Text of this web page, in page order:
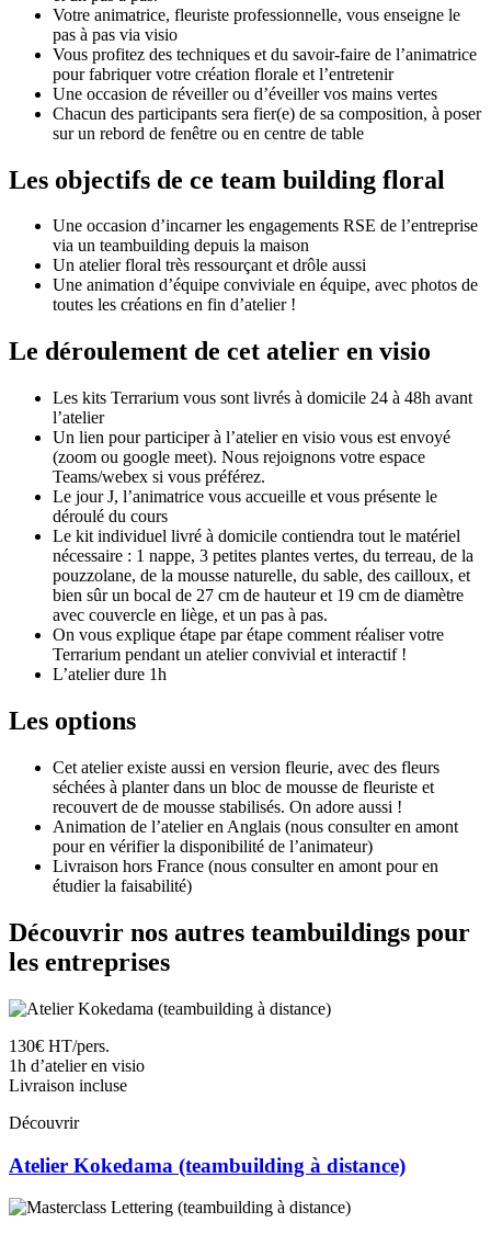
Votre animatrice, fleuriste professionnelle, vous enseigne le
pas à pas via visio
Vous profitez des techniques et du savoir-faire de l’animatrice
pour fabriquer votre création florale et l’entretenir
Une occasion de réveiller ou d’éveiller vos mains vertes
Chacun des participants sera fier(e) de sa composition, à poser
sur un rebord de fenêtre ou en centre de table
Les objectifs de ce team building floral
Une occasion d’incarner les engagements RSE de l’entreprise
via un teambuilding depuis la maison
Un atelier floral très ressourçant et drôle aussi
Une animation d’équipe conviviale en équipe, avec photos de
toutes les créations en fin d’atelier !
Le déroulement de cet atelier en visio
Les kits Terrarium vous sont livrés à domicile 24 à 48h avant
l’atelier
Un lien pour participer à l’atelier en visio vous est envoyé
(zoom ou google meet). Nous rejoignons votre espace
Teams/webex si vous préférez.
Le jour J, l’animatrice vous accueille et vous présente le
déroulé du cours
Le kit individuel livré à domicile contiendra tout le matériel
nécessaire : 1 nappe, 3 petites plantes vertes, du terreau, de la
pouzzolane, de la mousse naturelle, du sable, des cailloux, et
bien sûr un bocal de 27 cm de hauteur et 19 cm de diamètre
avec couvercle en liège, et un pas à pas.
On vous explique étape par étape comment réaliser votre
Terrarium pendant un atelier convivial et interactif !
L’atelier dure 1h
Les options
Cet atelier existe aussi en version fleurie, avec des fleurs
séchées à planter dans un bloc de mousse de fleuriste et
recouvert de de mousse stabilisés. On adore aussi !
Animation de l’atelier en Anglais (nous consulter en amont
pour en vérifier la disponibilité de l’animateur)
Livraison hors France (nous consulter en amont pour en
étudier la faisabilité)
Découvrir nos autres teambuildings pour
les entreprises
130€ HT/pers.
1h d’atelier en visio
Livraison incluse
Découvrir
Atelier Kokedama (teambuilding à distance)